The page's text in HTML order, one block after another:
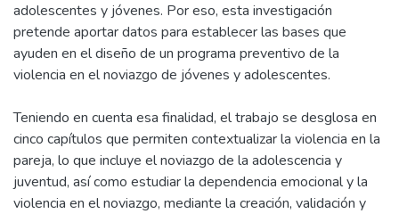
adolescentes y jóvenes. Por eso, esta investigación
pretende aportar datos para establecer las bases que
ayuden en el diseño de un programa preventivo de la
violencia en el noviazgo de jóvenes y adolescentes.
Teniendo en cuenta esa finalidad, el trabajo se desglosa en
cinco capítulos que permiten contextualizar la violencia en la
pareja, lo que incluye el noviazgo de la adolescencia y
juventud, así como estudiar la dependencia emocional y la
violencia en el noviazgo, mediante la creación, validación y